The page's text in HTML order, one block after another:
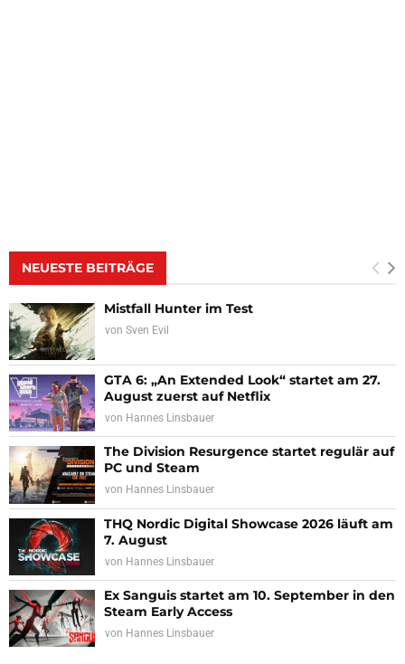
NEUESTE BEITRÄGE
Mistfall Hunter im Test
von Sven Evil
GTA 6: „An Extended Look“ startet am 27.
August zuerst auf Netflix
von Hannes Linsbauer
The Division Resurgence startet regulär auf
PC und Steam
von Hannes Linsbauer
THQ Nordic Digital Showcase 2026 läuft am
7. August
von Hannes Linsbauer
Ex Sanguis startet am 10. September in den
Steam Early Access
von Hannes Linsbauer